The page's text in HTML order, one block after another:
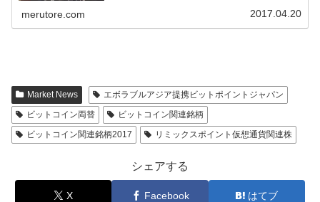
merutore.com 2017.04.20
Market News
エボラブルアジア提携ビットポイントジャパン
ビットコイン両替
ビットコイン関連銘柄
ビットコイン関連銘柄2017
リミックスポイント仮想通貨関連株
シェアする
X Facebook はてブ